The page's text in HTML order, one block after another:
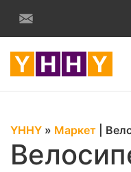
YHHY » Маркет